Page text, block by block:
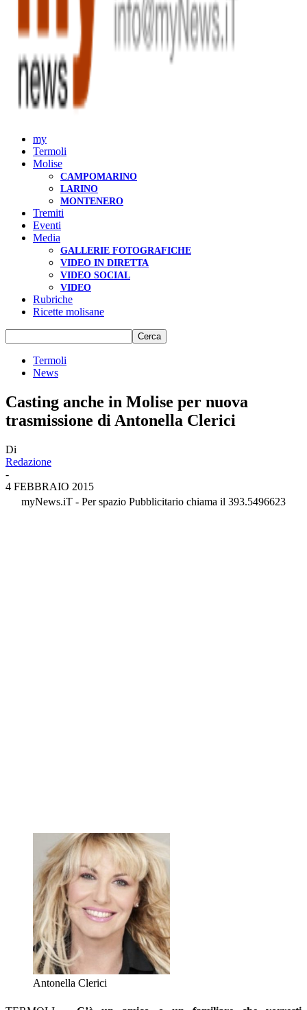
my
Termoli
Molise
CAMPOMARINO
LARINO
MONTENERO
Tremiti
Eventi
Media
GALLERIE FOTOGRAFICHE
VIDEO IN DIRETTA
VIDEO SOCIAL
VIDEO
Rubriche
Ricette molisane
Termoli
News
Casting anche in Molise per nuova
trasmissione di Antonella Clerici
Di
Redazione
-
4 FEBBRAIO 2015
myNews.iT - Per spazio Pubblicitario chiama il 393.5496623
Antonella Clerici